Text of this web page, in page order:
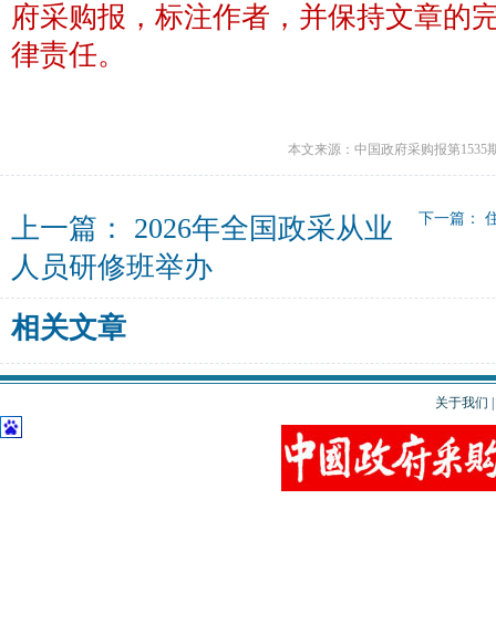
府采购报，标注作者，并保持文章的
律责任。
本文来源：中国政府采购报第1535
下一篇：
上一篇： 2026年全国政采从业
人员研修班举办
相关文章
关于我们